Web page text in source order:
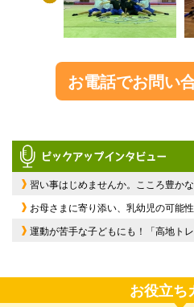
お電話でお問い
習い事はじめませんか。こころ豊か
お母さまに寄り添い、乳幼児の可能
運動が苦手な子どもにも！「高地ト
お役立ち